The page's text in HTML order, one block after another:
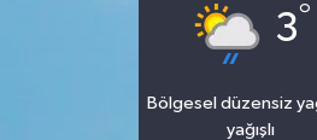
3°
Bölgesel düzensiz
yağışlı